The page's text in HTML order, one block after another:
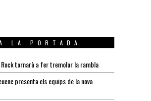
LA PORTADA
Rock tornarà a fer tremolar la rambla
presenta els equips de la nova